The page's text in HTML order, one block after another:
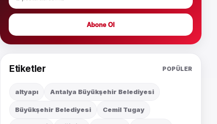
Abone Ol
Etiketler POPÜLER
altyapı Antalya Büyükşehir Belediyesi
Büyükşehir Belediyesi Cemil Tugay